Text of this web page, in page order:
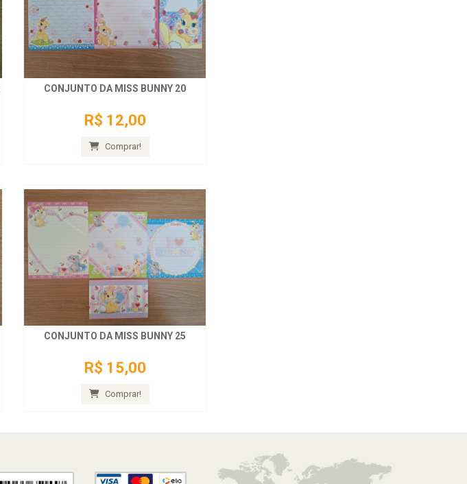
CONJUNTO DA MISS BUNNY 20
R$ 12,00
Comprar!
CONJUNTO DA MISS BUNNY 25
R$ 15,00
Comprar!